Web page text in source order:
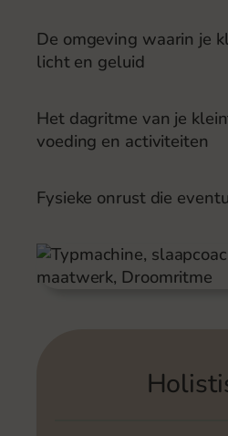
De omgeving waarin je
licht en geluid
Het dagritme van je
voeding en activiteiten
Fysieke onrust die